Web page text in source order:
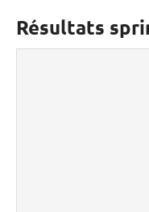
Résultats